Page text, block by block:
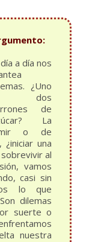
a día nos
¿Uno
dos
de
La
o de
¿iniciar una
al
vamos
casi sin
lo que
dilemas
suerte o
nuestra